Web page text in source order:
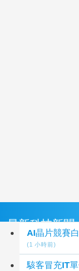
最新科技新聞
AI晶片競賽
(1 小時前)
駭客冒充IT